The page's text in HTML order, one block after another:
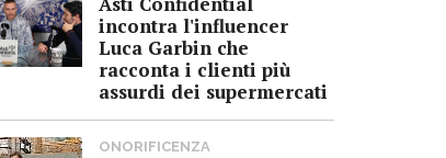
incontra l'influencer
Luca Garbin che
racconta i clienti più
assurdi dei supermercati
ONORIFICENZA